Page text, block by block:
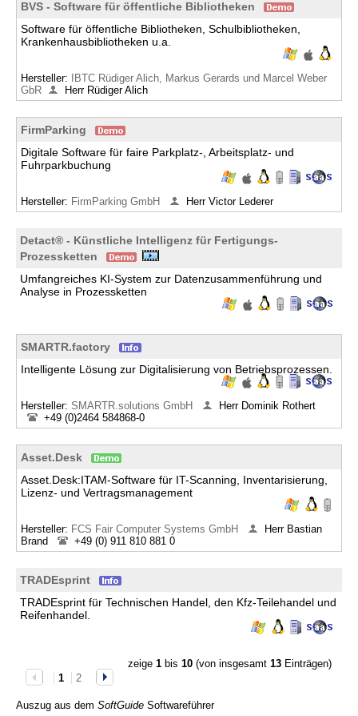
BVS - Software für öffentliche Bibliotheken
Software für öffentliche Bibliotheken, Schulbibliotheken,
Krankenhausbibliotheken u.a.
Hersteller:
IBTC Rüdiger Alich, Markus Gerards und Marcel Weber
GbR
Herr Rüdiger Alich
FirmParking
Digitale Software für faire Parkplatz-, Arbeitsplatz- und
Fuhrparkbuchung
Hersteller: FirmParking GmbH Herr Victor Lederer
Detact® - Künstliche Intelligenz für Fertigungs-
Prozessketten
Umfangreiches KI-System zur Datenzusammenführung und
Analyse in Prozessketten
SMARTR.factory
Intelligente Lösung zur Digitalisierung von Betriebsprozessen.
Hersteller: SMARTR.solutions GmbH
Herr Dominik Rothert
+49 (0)2464 584868-0
Asset.Desk
Asset.Desk:ITAM-Software für IT-Scanning, Inventarisierung,
Lizenz- und Vertragsmanagement
Hersteller: FCS Fair Computer Systems GmbH
Herr Bastian
Brand
+49 (0) 911 810 881 0
TRADEsprint
TRADEsprint für Technischen Handel, den Kfz-Teilehandel und
Reifenhandel.
zeige 1bis 10(von insgesamt 13Einträgen)
1
2
Auszug aus dem SoftGuide Softwareführer